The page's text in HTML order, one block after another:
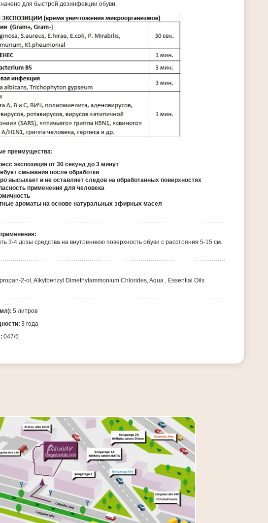
для быстрой дезинфекции обуви.
преимущества:
экспозиция от 30 секунд до 3 минут
смывания после обработки
высыхает и не оставляет следов на обработанных поверхностях
применения для человека
ароматы на основе натуральных эфирных масел
3-4 дозы средства на внутреннюю поверхность обуви с расстояния 5-15 см.
2-ol, Alkylbenzyl Dimethylammonium Chlorides, Aqua , Essential Oils
5 литров
3 года
047/5